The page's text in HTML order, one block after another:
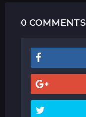
0 COMMENTS